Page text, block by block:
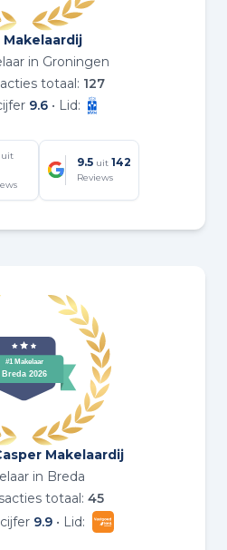
Makelaardij
in Groningen
totaal: 127
9.6 • Lid:
uit 9.5 uit 142
Reviews
Makelaardij
in Breda
totaal:45
9.9 • Lid: